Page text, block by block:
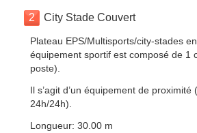
2 City Stade Couvert
Plateau EPS/Multisports/city-stades
équipement sportif est composé de 1
poste).
Il s’agit d’un équipement de proximité
24h/24h).
Longueur: 30.00 m